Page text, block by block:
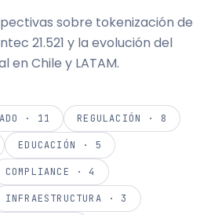
sobre tokenización de
21.521 y la evolución del
en Chile y LATAM.
· 11 REGULACIÓN · 8
EDUCACIÓN · 5
COMPLIANCE · 4
INFRAESTRUCTURA · 3